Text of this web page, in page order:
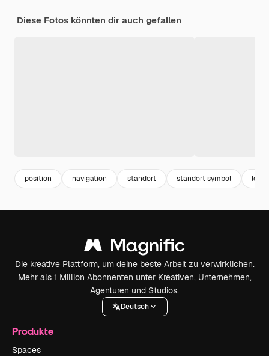
Diese Fotos könnten dir auch gefallen
position navigation standort standort symbol
Die kreative Plattform, um deine beste Arbeit zu verwirklichen.
Mehr als 1 Million Abonnenten unter Kreativen, Unternehmen,
Agenturen und Studios.
Deutsch
Produkte
Spaces